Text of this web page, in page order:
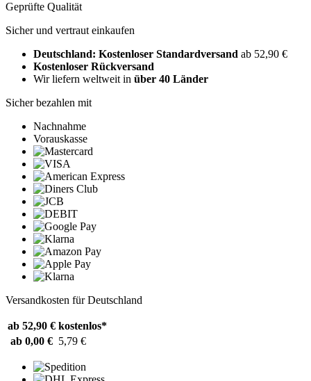
Geprüfte Qualität
Sicher und vertraut einkaufen
Deutschland: Kostenloser Standardversand ab 52,90 €
Kostenloser Rückversand
Wir liefern weltweit in über 40 Länder
Sicher bezahlen mit
Nachnahme
Vorauskasse
Versandkosten für Deutschland
ab 52,90 € kostenlos*
ab 0,00 € 5,79 €